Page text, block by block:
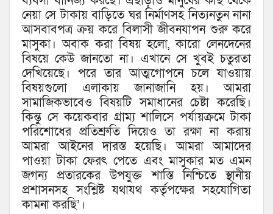
নেয়া সে টাকায় বাড়িতে ঘর নির্মাণসহ নিত্যনতুন নানা
আসবাবপত্র ক্রয় করে বিলাসী জীবনযাপন শুরু করে
মাসুকা। অবাক করা বিষয় হলো, কারো লেনদেনের
বিষয়ে কেউ জানতো না। এখানে সে খুবই চতুরতা
দেখিয়েছে। পরে তার আত্মগোপনে চলে যাওয়ায়
বিষয়গুলো এলাকায় জানাজানি হয়। আমরা
সামাজিকভাবেও বিষয়টি সমাধানের চেষ্টা করেছি।
কিন্তু সে কয়েকবার গ্রাম্য শালিসে পর্যায়ক্রমে টাকা
পরিশোধের প্রতিশ্রুতি দিয়েও তা রক্ষা না করায়
আমরা আইনের দারস্ত হয়েছি। আমরা আমাদের
পাওয়া টাকা ফেরৎ পেতে এবং মাসুকার মত এমন
জগন্য প্রতারকের উপযুক্ত শাস্তি নিশ্চিতে স্থানীয়
প্রশাসনসহ সংশ্লিষ্ট যথাযথ কর্তৃপক্ষের সহযোগিতা
কামনা করছি’।